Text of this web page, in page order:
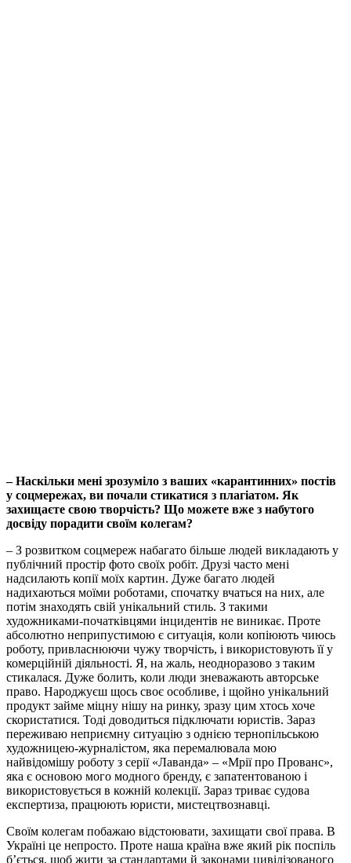
– Наскільки мені зрозуміло з ваших «карантинних» постів
у соцмережах, ви почали стикатися з плагіатом. Як
захищаєте свою творчість? Що можете вже з набутого
досвіду порадити своїм колегам?
– З розвитком соцмереж набагато більше людей викладають у
публічний простір фото своїх робіт. Друзі часто мені
надсилають копії моїх картин. Дуже багато людей
надихаються моїми роботами, спочатку вчаться на них, але
потім знаходять свій унікальний стиль. З такими
художниками-початківцями інцидентів не виникає. Проте
абсолютно неприпустимою є ситуація, коли копіюють чиюсь
роботу, привласнюючи чужу творчість, і використовують її у
комерційній діяльності. Я, на жаль, неодноразово з таким
стикалася. Дуже болить, коли люди зневажають авторське
право. Народжуєш щось своє особливе, і щойно унікальний
продукт займе міцну нішу на ринку, зразу цим хтось хоче
скористатися. Тоді доводиться підключати юристів. Зараз
переживаю неприємну ситуацію з однією тернопільською
художницею-журналістом, яка перемалювала мою
найвідомішу роботу з серії «Лаванда» – «Мрії про Прованс»,
яка є основою мого модного бренду, є запатентованою і
використовується в кожній колекції. Зараз триває судова
експертиза, працюють юристи, мистецтвознавці.
Своїм колегам побажаю відстоювати, захищати свої права. В
Україні це непросто. Проте наша країна вже який рік поспіль
б’ється, щоб жити за стандартами й законами цивілізованого